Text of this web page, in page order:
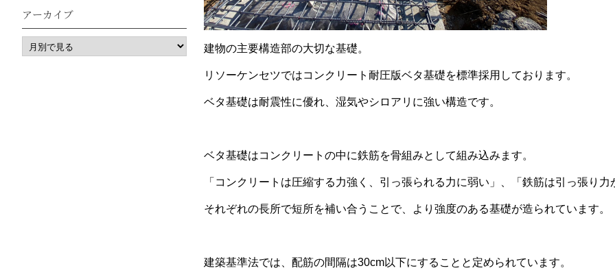
建物の主要構造部の大切な基礎。
リソーケンセツではコンクリート耐圧版ベタ基礎を標準採用しております。
ベタ基礎は耐震性に優れ、湿気やシロアリに強い構造です。
ベタ基礎はコンクリートの中に鉄筋を骨組みとして組み込みます。
「コンクリートは圧縮する力強く、引っ張られる力に弱い」、「鉄筋は引っ張り力
それぞれの長所で短所を補い合うことで、より強度のある基礎が造られています。
建築基準法では、配筋の間隔は30cm以下にすることと定められています。
アーカイブ